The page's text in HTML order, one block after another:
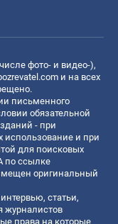
фото- и видео-),
и на всех
письменного
обязательной
- при
использование и при
для поисковых
по ссылке
оригинальный
статьи,
журналистов
права на которые